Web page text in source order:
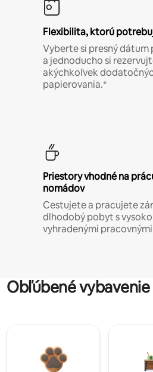
Flexibilita, ktorú
Vyberte si presný
a jednoducho si
akýchkoľvek
papierovania.*
Priestory vhodné na
nomádov
Cestujete a pracujete
dlhodobý pobyt s
vyhradenými
Obľúbené